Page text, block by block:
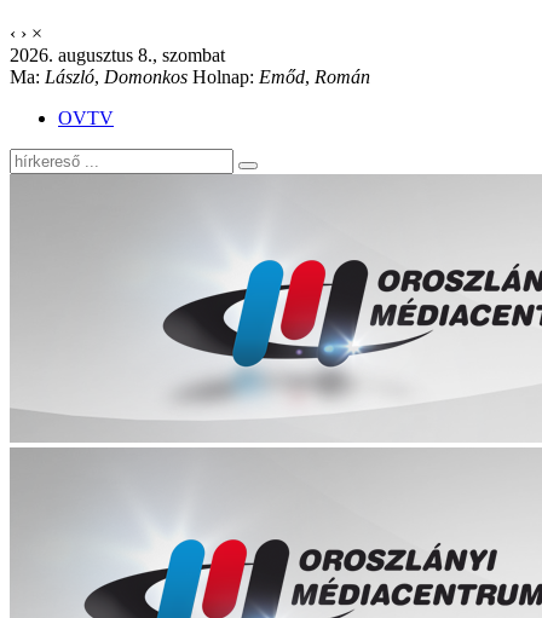
‹ › ×
2026. augusztus 8., szombat
Ma: László, Domonkos Holnap: Emőd, Román
OVTV